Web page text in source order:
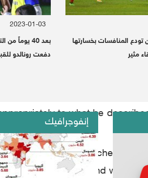
to what he
300 air strikes launched by
which left martyrs and
.. اليمن تودع المنافسات بخسارتها
مثير
2023-01-03
بعد 40 يوماً
دفعت رونالدو
إنفوجرافيك